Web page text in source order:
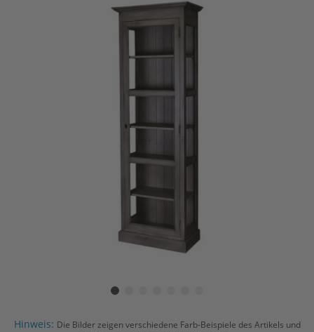
Hinweis: Die Bilder zeigen verschiedene Farb-Beispiele des Artikels und